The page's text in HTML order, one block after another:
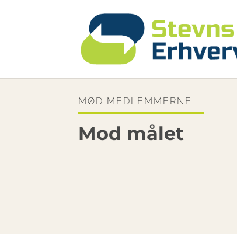
MØD MEDLEMMERNE
Mod målet